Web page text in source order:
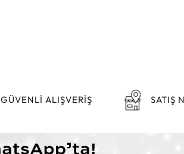
GÜVENLİ ALIŞVERİŞ SATIŞ